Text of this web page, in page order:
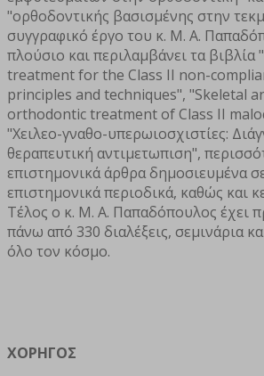
"ορθοδοντικής βασισμένης στην
συγγραφικό έργο του κ. Μ. Α.
πλούσιο και περιλαμβάνει τα
treatment for the Class II non-
principles and techniques", "Skeletal
orthodontic treatment of Class II
"Χειλεο-γναθο-υπερωιοσχιστίες:
θεραπευτική αντιμετωπιση",
επιστημονικά άρθρα δημοσιευμένα
επιστημονικά περιοδικά, καθώς και
Τέλος ο κ. Μ. Α. Παπαδόπουλος έχει
πάνω από 330 διαλέξεις, σεμινάρια
όλο τον κόσμο.
ΧΟΡΗΓΟΣ